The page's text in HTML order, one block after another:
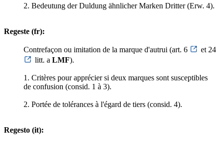
2. Bedeutung der Duldung ähnlicher Marken Dritter (Erw. 4).
Regeste (fr):
Contrefaçon ou imitation de la marque d'autrui (art. 6
et 24
litt. a LMF).
1. Critères pour apprécier si deux marques sont susceptibles
de confusion (consid. 1 à 3).
2. Portée de tolérances à l'égard de tiers (consid. 4).
Regesto (it):